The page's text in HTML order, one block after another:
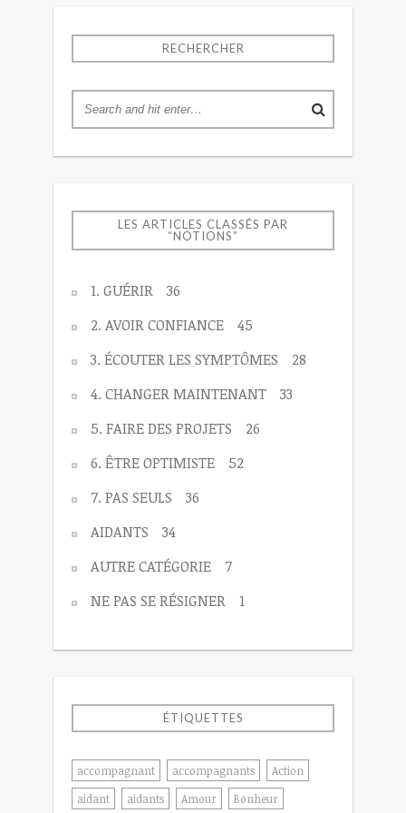
RECHERCHER
LES ARTICLES CLASSÉS PAR
“NOTIONS”
1. GUÉRIR
36
2. AVOIR CONFIANCE
45
3. ÉCOUTER LES SYMPTÔMES
28
4. CHANGER MAINTENANT
33
5. FAIRE DES PROJETS
26
6. ÊTRE OPTIMISTE
52
7. PAS SEULS
36
AIDANTS
34
AUTRE CATÉGORIE
7
NE PAS SE RÉSIGNER
1
ÉTIQUETTES
accompagnant accompagnants
Action
aidant
aidants Amour Bonheur